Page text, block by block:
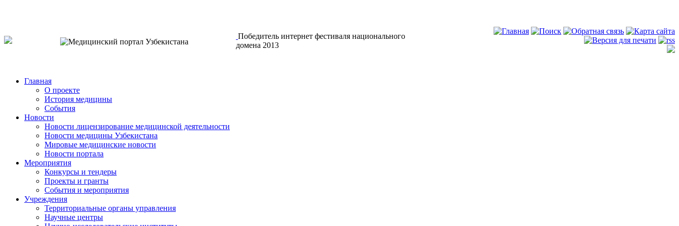
Победитель интернет фестиваля национального
домена 2013
Главная
О проекте
История медицины
События
Новости
Новости лицензирование медицинской деятельности
Новости медицины Узбекистана
Мировые медицинские новости
Новости портала
Мероприятия
Конкурсы и тендеры
Проекты и гранты
События и мероприятия
Учреждения
Территориальные органы управления
Научные центры